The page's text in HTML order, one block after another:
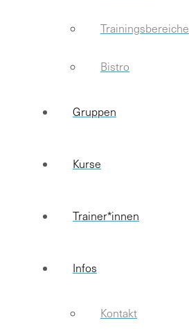
Trainingsbereiche
Bistro
Gruppen
Kurse
Trainer*innen
Infos
Kontakt